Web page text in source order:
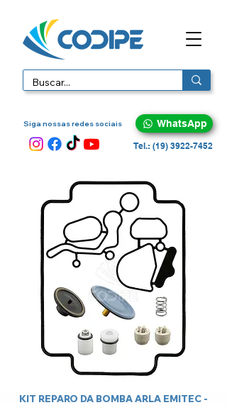
Siga nossas redes sociais WhatsApp
Tel.: (19) 3922-7452
KIT REPARO DA BOMBA ARLA EMITEC -